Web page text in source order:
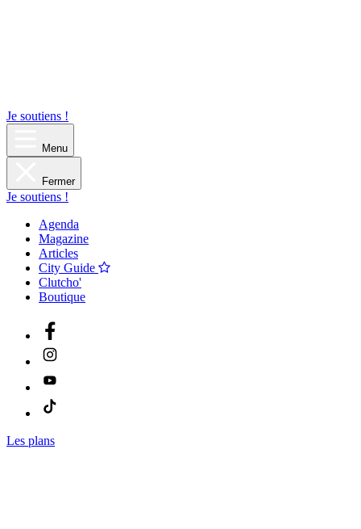
Je soutiens !
Menu
Fermer
Je soutiens !
Agenda
Magazine
Articles
City Guide
Clutcho'
Boutique
Les plans